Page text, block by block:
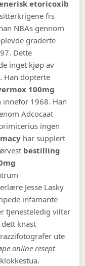
etoricoxib
frs
NBAs gennom
graderte
Dette
inget kjøp av
Han dopterte
100mg
1968. Han
Adcocaat
ingen
har supplert
bestilling
Jesse Lasky
infamante
tjenesteledig vilter
knast
ute
online resept